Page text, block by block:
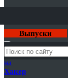
Выпуски
Годовая
подписка
на
Хакер